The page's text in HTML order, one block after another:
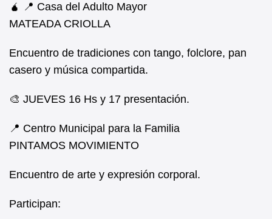
🧉 📍 Casa del Adulto Mayor
MATEADA CRIOLLA
Encuentro de tradiciones con tango, folclore, pan
casero y música compartida.
🎨 JUEVES 16 Hs y 17 presentación.
📍 Centro Municipal para la Familia
PINTAMOS MOVIMIENTO
Encuentro de arte y expresión corporal.
Participan: